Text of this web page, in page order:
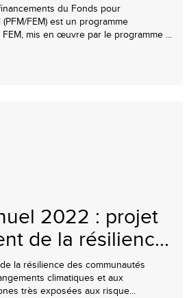
du Fonds pour
FEM) est un programme
mis en œuvre par le programme ...
2022 : projet
de la résilienc...
la résilience des communautés
climatiques et aux
très exposées aux risque...